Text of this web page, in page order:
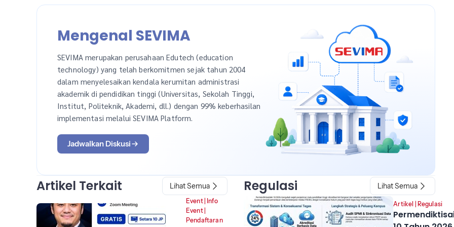
Mengenal SEVIMA
SEVIMA merupakan perusahaan Edutech (education
technology) yang telah berkomitmen sejak tahun 2004
dalam menyelesaikan kendala kerumitan administrasi
akademik di pendidikan tinggi (Universitas, Sekolah Tinggi,
Institut, Politeknik, Akademi, dll.) dengan 99% keberhasilan
implementasi melalui SEVIMA Platform.
Jadwalkan Diskusi
Artikel Terkait Lihat Semua
Event|
Info
Event|
Pendaftaran
Regulasi Lihat Semua
Artikel Regulasi